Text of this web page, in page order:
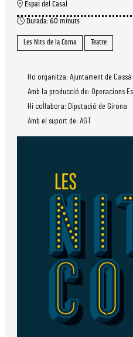
Espai del Casal
Durada: 60 minuts
Les Nits de la Coma Teatre
Ho organitza: Ajuntament de
Amb la producció de: Operacions
Hi col·labora: Diputació de Girona
Amb el suport de: AGT